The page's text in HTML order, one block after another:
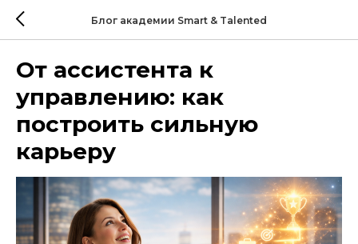
Блог академии Smart & Talented
От ассистента к
управлению: как
построить сильную
карьеру